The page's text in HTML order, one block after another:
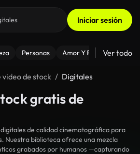
Iniciar sesión
Personas Amor Y Relaciones
Ver todo
video de stock Digitales
gratis de
de calidad cinematográfica para
Nuestra biblioteca ofrece una mezcla
grabados por humanos —capturando